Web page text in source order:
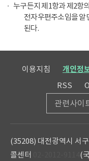
누구든지 제1항과 제2항
전자우편주소임을 알
된다.
이용지침 개인정
RSS
관련사이
(35208) 대전광역시 서
콜센터
(